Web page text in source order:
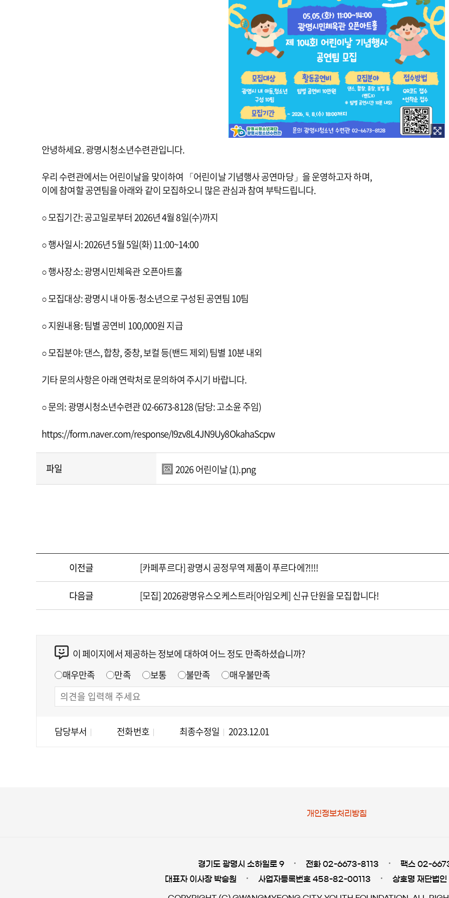
안녕하세요. 광명시청소년수련관입니다.
우리 수련관에서는 어린이날을 맞이하여 「어린이날 기념행사 공연마당」을 운영하고자 하며,
이에 참여할 공연팀을 아래와 같이 모집하오니 많은 관심과 참여 부탁드립니다.
○ 모집기간: 공고일로부터 2026년 4월 8일(수)까지
○ 행사일시: 2026년 5월 5일(화) 11:00~14:00
○ 행사장소: 광명시민체육관 오픈아트홀
○ 모집대상: 광명시 내 아동·청소년으로 구성된 공연팀 10팀
○ 지원내용: 팀별 공연비 100,000원 지급
○ 모집분야: 댄스, 합창, 중창, 보컬 등(밴드 제외) 팀별 10분 내외
기타 문의사항은 아래 연락처로 문의하여 주시기 바랍니다.
○ 문의: 광명시청소년수련관 02-6673-8128 (담당: 고소윤 주임)
https://form.naver.com/response/I9zv8L4JN9Uy8OkahaScpw
파일 2026 어린이날 (1).png
이전글 [카페푸르다] 광명시 공정무역 제품이 푸르다에?!!!!
다음글 [모집] 2026광명유스오케스트라[아임오케] 신규 단원을 모집합니다!
이 페이지에서 제공하는 정보에 대하여 어느 정도 만족하셨습니까?
매우만족
만족 보통 불만족 매우불만족
담당부서 전화번호 최종수정일 2023.12.01
개인정보처리방침
경기도 광명시 소하일로 9 전화 02-6673-8113
팩스 02-
대표자 이사장 박승원
사업자등록번호 458-82-00113 상호명 재단법